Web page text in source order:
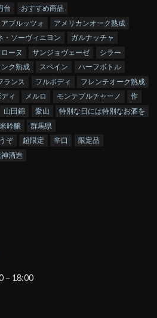
台
おすすめ商品
アブルッツォ
アメリカンオーク熟成
・ソーヴィニヨン
ガルナッチャ
ーヌ サンジョヴェーゼ
シラー
ク熟成 スペイン
ハーフボトル
ランス フルボディ
フレンチオーク熟成
ィ メルロ モンテプルチャーノ
作
山田錦 愛山
特別な日には特別なお酒を
吟醸
群馬県
ぞ
超限定 辛口
限定品
酒造
－18:00